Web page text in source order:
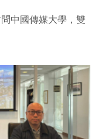
中國傳媒大學，雙